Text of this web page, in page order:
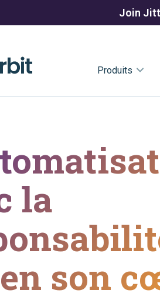
Produits
Join
la
son